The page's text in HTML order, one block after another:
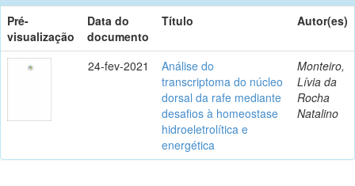
Pré-
visualização
Data do
documento
Título Autor(es)
24-fev-2021
Análise do
transcriptoma do núcleo
dorsal da rafe mediante
desafios à homeostase
hidroeletrolítica e
energética
Monteiro,
Lívia da
Rocha
Natalino